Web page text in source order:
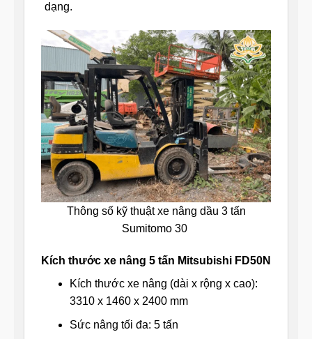
dạng.
Thông số kỹ thuật xe nâng dầu 3 tấn
Sumitomo 30
Kích thước xe nâng 5 tấn Mitsubishi FD50N
Kích thước xe nâng (dài x rộng x cao):
3310 x 1460 x 2400 mm
Sức nâng tối đa: 5 tấn